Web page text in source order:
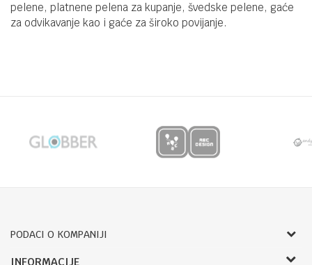
pelene, platnene pelena za kupanje, švedske pelene, gaće
za odvikavanje kao i gaće za široko povijanje.
PODACI O KOMPANIJI
Bojprom d.o.o.
INFORMACIJE